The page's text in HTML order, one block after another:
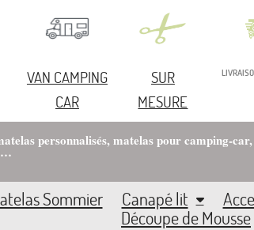
VAN CAMPING
CAR
SUR
MESURE
personnalisés, matelas pour camping-car,
Sommier Canapé lit
Découpe de Mousse